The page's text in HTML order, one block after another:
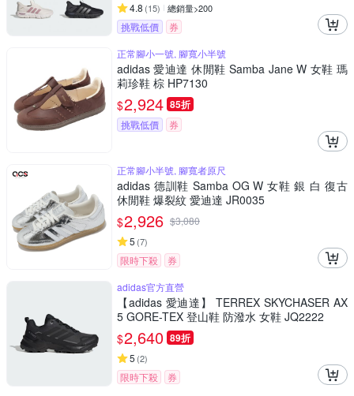
4.8 (15) 總銷量>200
挑戰低價
券
正常腳小一號, 腳寬小半號
adidas 愛迪達 休閒鞋 Samba Jane W 女鞋 瑪
莉珍鞋 棕 HP7130
$2,924 85折
挑戰低價 券
正常腳小半號, 腳寬者原尺
adidas 德訓鞋 Samba OG W 女鞋 銀 白 復古
休閒鞋 爆裂紋 愛迪達 JR0035
$2,926 $3,080
5 (7)
限時下殺
券
adidas官方直營
【adidas 愛迪達】 TERREX SKYCHASER AX
5 GORE-TEX 登山鞋 防潑水 女鞋 JQ2222
$2,640 89折
5 (2)
限時下殺
券